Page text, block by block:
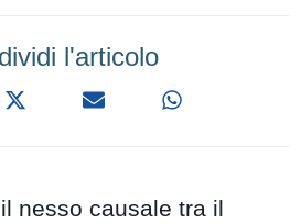
l'articolo
nesso causale tra il